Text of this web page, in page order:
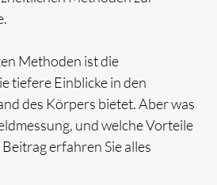
Methoden ist die
tiefere Einblicke in den
des Körpers bietet. Aber was
und welche Vorteile
erfahren Sie alles